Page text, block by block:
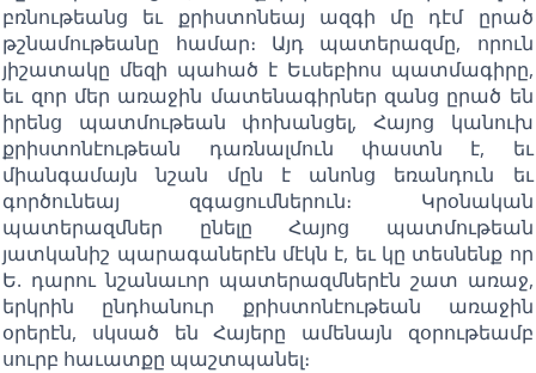
բռնութեանց եւ քրիստոնեայ ազգի մը դէմ ըրած
թշնամութեանը համար։ Այդ պատերազմը, որուն
յիշատակը մեզի պահած է Եւսեբիոս պատմագիրը,
եւ զոր մեր առաջին մատենագիրներ զանց ըրած են
իրենց պատմութեան փոխանցել, Հայոց կանուխ
քրիստոնէութեան դառնալմուն փաստն է, եւ
միանգամայն նշան մըն է անոնց եռանդուն եւ
գործունեայ զգացումներուն։ Կրօնական
պատերազմներ ընելը Հայոց պատմութեան
յատկանիշ պարագաներէն մէկն է, եւ կը տեսնենք որ
Ե. դարու նշանաւոր պատերազմներէն շատ առաջ,
երկրին ընդհանուր քրիստոնէութեան առաջին
օրերէն, սկսած են Հայերը ամենայն զօրութեամբ
սուրբ հաւատքը պաշտպանել։